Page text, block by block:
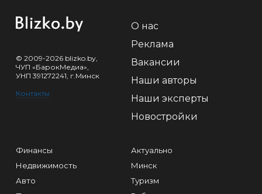
© 2009-2026 blizko.by,
ЧУП «БарокМедиа»,
УНП 391272241, г.Минск
Контакты
О нас
Реклама
Вакансии
Наши авторы
Наши эксперты
Новостройки
Финансы
Недвижимость
Авто
Актуально
Минск
Туризм